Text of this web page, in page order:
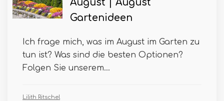
August | August
Gartenideen
Ich frage mich, was im August im Garten zu
tun ist? Was sind die besten Optionen?
Folgen Sie unserem...
Lilith Ritschel